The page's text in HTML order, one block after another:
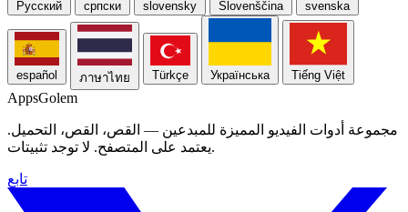
Русский српски slovensky Slovenščina svenska
español ภาษาไทย Türkçe Українська Tiếng Việt
AppsGolem
مجموعة أدوات الفيديو المميزة للمبدعين — القص، القص، التحميل.
يعتمد على المتصفح. لا توجد تثبيتات.
تابع